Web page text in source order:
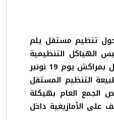
حول تنظيم مستقل يلم
التنظيمية
المحلية والجهوية لهم، وهي التي أفرزت هيكلة وطنية لهم عقدت جمعها الوطني الأول بمراكش يوم 19 نونبر
التنظيم المستقل
الجمع العام بهيكلة
على الأمازيغية داخل